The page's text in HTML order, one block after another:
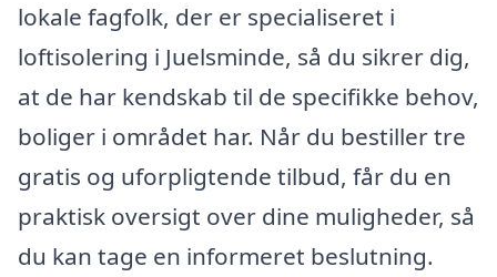
lokale fagfolk, der er specialiseret i
loftisolering i Juelsminde, så du sikrer dig,
at de har kendskab til de specifikke behov,
boliger i området har. Når du bestiller tre
gratis og uforpligtende tilbud, får du en
praktisk oversigt over dine muligheder, så
du kan tage en informeret beslutning.